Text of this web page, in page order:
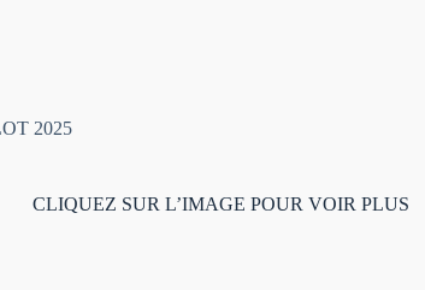
2025
CLIQUEZ SUR L’IMAGE POUR VOIR PLUS